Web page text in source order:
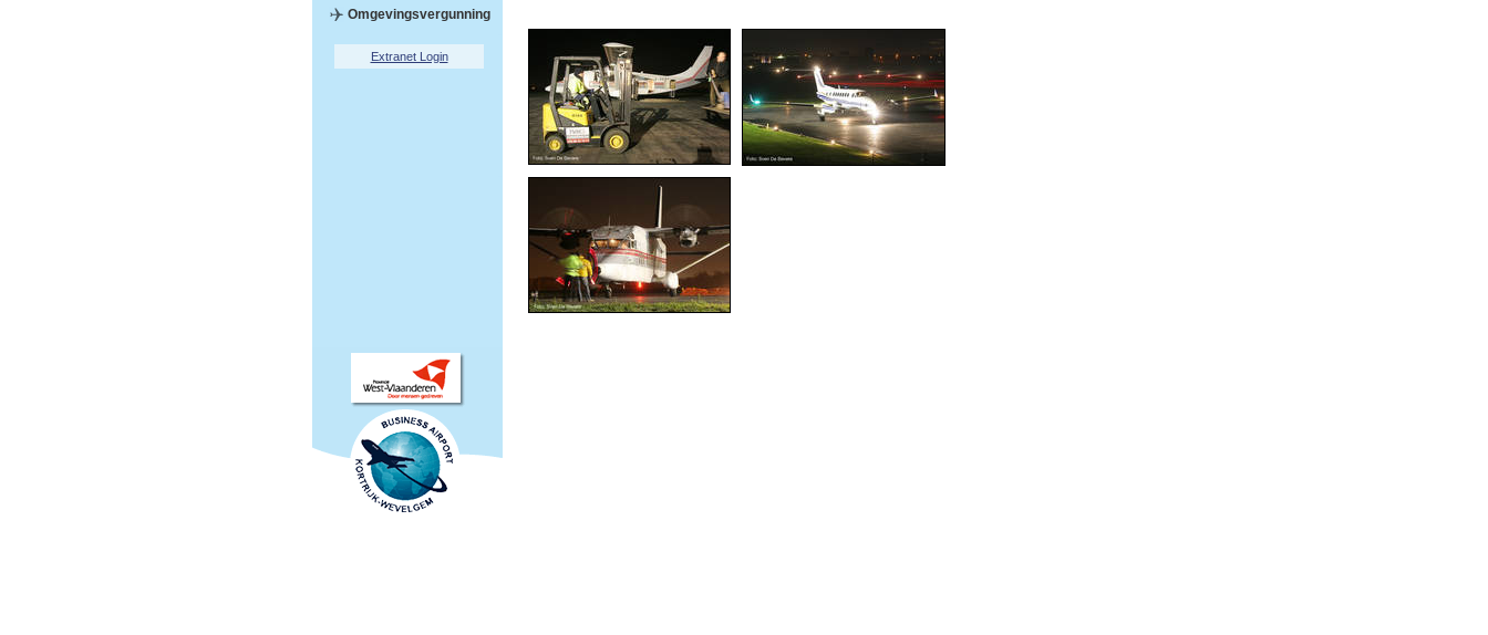
Omgevingsvergunning
Extranet Login